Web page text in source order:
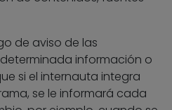
de aviso de las
información o
si el internauta integra
se le informará cada